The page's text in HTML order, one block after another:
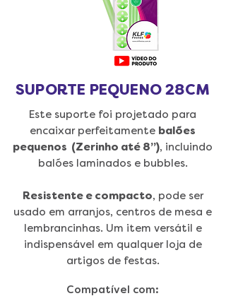
SUPORTE PEQUENO 28CM
Este suporte foi projetado para
encaixar perfeitamente balões
pequenos (Zerinho até 8”), incluindo
balões laminados e bubbles.
Resistente e compacto, pode ser
usado em arranjos, centros de mesa e
lembrancinhas. Um item versátil e
indispensável em qualquer loja de
artigos de festas.
Compatível com: